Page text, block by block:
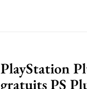
PlayStation
gratuits PS